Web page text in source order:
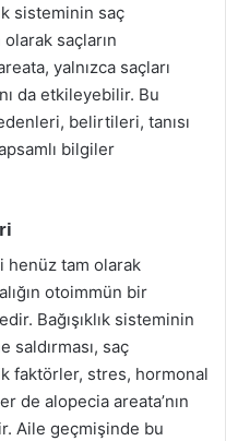
sisteminin saç
saçların
yalnızca saçları
da etkileyebilir. Bu
belirtileri, tanısı
bilgiler
henüz tam olarak
otoimmün bir
Bağışıklık sisteminin
saldırması, saç
faktörler, stres, hormonal
de alopecia areata’nın
Aile geçmişinde bu